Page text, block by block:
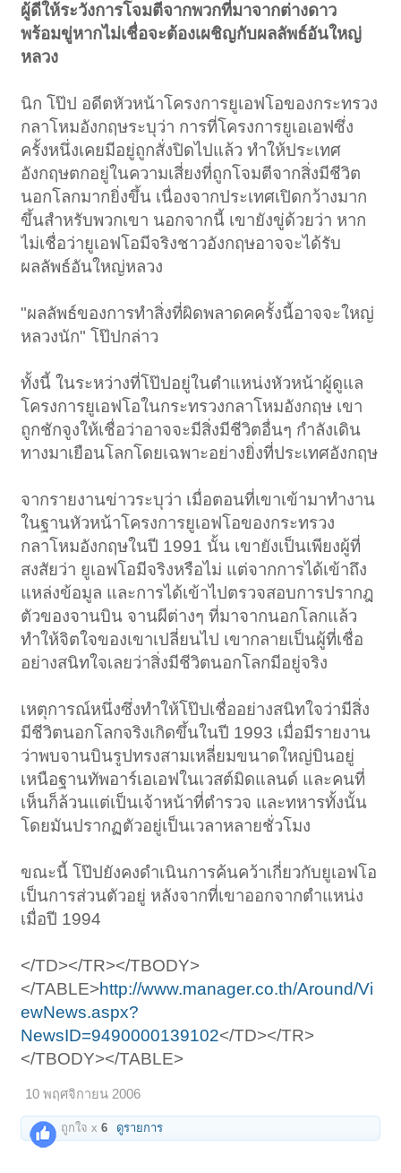
ผู้ดีให้ระวังการโจมตีจากพวกที่มาจากต่างดาว
พร้อมขู่หากไม่เชื่อจะต้องเผชิญกับผลลัพธ์อันใหญ่
หลวง
นิก โป๊ป อดีตหัวหน้าโครงการยูเอฟโอของกระทรวง
กลาโหมอังกฤษระบุว่า การที่โครงการยูเอเอฟซึ่ง
ครั้งหนึ่งเคยมีอยู่ถูกสั่งปิดไปแล้ว ทำให้ประเทศ
อังกฤษตกอยู่ในความเสี่ยงที่ถูกโจมตีจากสิ่งมีชีวิต
นอกโลกมากยิ่งขึ้น เนื่องจากประเทศเปิดกว้างมาก
ขึ้นสำหรับพวกเขา นอกจากนี้ เขายังขู่ด้วยว่า หาก
ไม่เชื่อว่ายูเอฟโอมีจริงชาวอังกฤษอาจจะได้รับ
ผลลัพธ์อันใหญ่หลวง
"ผลลัพธ์ของการทำสิ่งที่ผิดพลาดคครั้งนี้อาจจะใหญ่
หลวงนัก" โป๊ปกล่าว
ทั้งนี้ ในระหว่างที่โป๊ปอยู่ในตำแหน่งหัวหน้าผู้ดูแล
โครงการยูเอฟโอในกระทรวงกลาโหมอังกฤษ เขา
ถูกชักจูงให้เชื่อว่าอาจจะมีสิ่งมีชีวิตอื่นๆ กำลังเดิน
ทางมาเยือนโลกโดยเฉพาะอย่างยิ่งที่ประเทศอังกฤษ
จากรายงานข่าวระบุว่า เมื่อตอนที่เขาเข้ามาทำงาน
ในฐานหัวหน้าโครงการยูเอฟโอของกระทรวง
กลาโหมอังกฤษในปี 1991 นั้น เขายังเป็นเพียงผู้ที่
สงสัยว่า ยูเอฟโอมีจริงหรือไม่ แต่จากการได้เข้าถึง
แหล่งข้อมูล และการได้เข้าไปตรวจสอบการปรากฎ
ตัวของจานบิน จานผีต่างๆ ที่มาจากนอกโลกแล้ว
ทำให้จิตใจของเขาเปลี่ยนไป เขากลายเป็นผู้ที่เชื่อ
อย่างสนิทใจเลยว่าสิ่งมีชีวิตนอกโลกมีอยู่จริง
เหตุการณ์หนึ่งซึ่งทำให้โป๊ปเชื่ออย่างสนิทใจว่ามีสิ่ง
มีชีวิตนอกโลกจริงเกิดขึ้นในปี 1993 เมื่อมีรายงาน
ว่าพบจานบินรูปทรงสามเหลี่ยมขนาดใหญ่บินอยู่
เหนือฐานทัพอาร์เอเอฟในเวสต์มิดแลนด์ และคนที่
เห็นก็ล้วนแต่เป็นเจ้าหน้าที่ตำรวจ และทหารทั้งนั้น
โดยมันปรากฏตัวอยู่เป็นเวลาหลายชั่วโมง
ขณะนี้ โป๊ปยังคงดำเนินการค้นคว้าเกี่ยวกับยูเอฟโอ
เป็นการส่วนตัวอยู่ หลังจากที่เขาออกจากตำแหน่ง
เมื่อปี 1994
</TD></TR></TBODY>
</TABLE>http://www.manager.co.th/Around/Vi
ewNews.aspx?
NewsID=9490000139102</TD></TR>
</TBODY></TABLE>
10 พฤศจิกายน 2006
ถูกใจ x6 ดูรายการ